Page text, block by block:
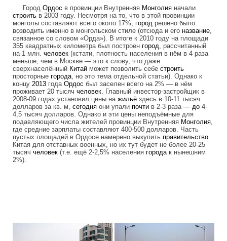
Город Ордос в провинции Внутренняя Монголия начали
строить в 2003 году. Несмотря на то, что в этой провинции
монголы составляют всего около 17%, город решено было
возводить именно в монгольском стиле (отсюда и его название
связанное со словом «Орда»). В итоге к 2010 году на площади
355 квадратных километра был построен город , рассчитанный
на 1 млн. человек (кстати, плотность населения в нём в 4 раза
меньше, чем в Москве — это к слову, что даже
сверхнаселённый Китай может позволить себе строить
просторные города , но это тема отдельной статьи). Однако к
концу 2013 года Ордос был заселен всего на 2% — в нём
проживает 20 тысяч человек . Главный инвестор-застройщик в
2008-09 годах установил цены на жильё здесь в 10-11 тысяч
долларов за кв. м, сегодня они упали почти в 2-3 раза — до 4-
4,5 тысяч долларов. Однако и эти цены неподъёмные для
подавляющего числа жителей провинции Внутренняя Монголия
где средние зарплаты составляют 400-500 долларов. Часть
пустых площадей в Ордосе намерено выкупить правительство
Китая для отставных военных, но их тут будет не более 20-25
тысяч человек (т.е. ещё 2-2,5% населения города к нынешним
2%).